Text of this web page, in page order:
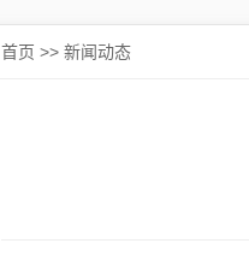
首页 >> 新闻动态